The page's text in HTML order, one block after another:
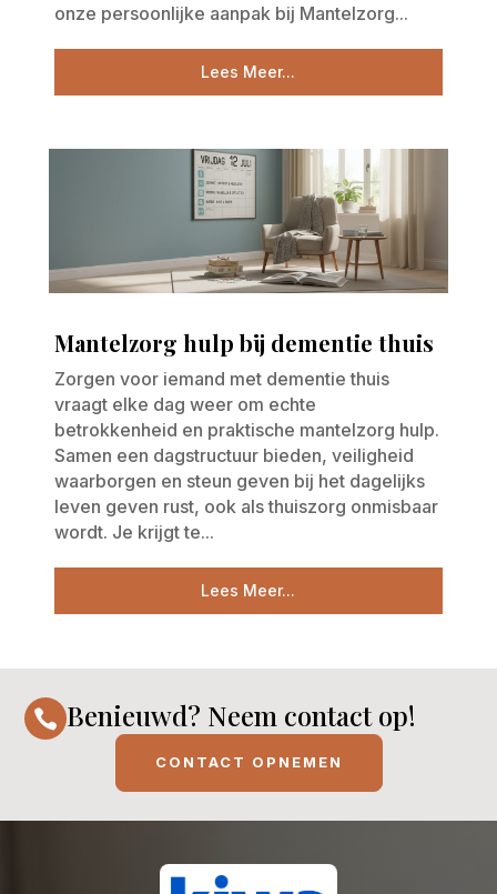
onze persoonlijke aanpak bij Mantelzorg...
Lees Meer...
Mantelzorg hulp bij dementie thuis
Zorgen voor iemand met dementie thuis
vraagt elke dag weer om echte
betrokkenheid en praktische mantelzorg hulp.
Samen een dagstructuur bieden, veiligheid
waarborgen en steun geven bij het dagelijks
leven geven rust, ook als thuiszorg onmisbaar
wordt. Je krijgt te...
Lees Meer...
 Benieuwd? Neem contact op!
CONTACT OPNEMEN